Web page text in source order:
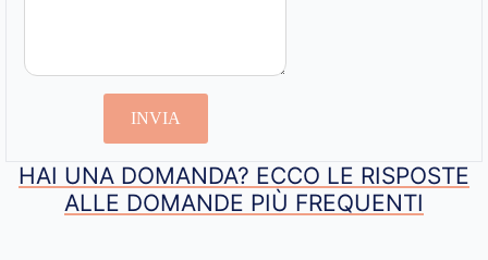
INVIA
HAI UNA DOMANDA? ECCO LE RISPOSTE
ALLE DOMANDE PIÙ FREQUENTI